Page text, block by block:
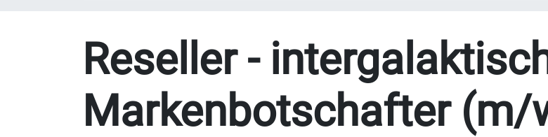
Reseller -
Markenbotschafter